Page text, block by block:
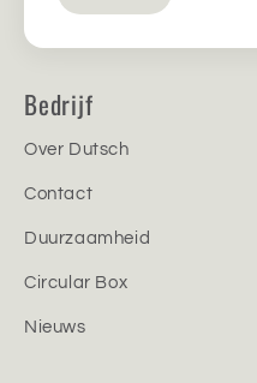
Bedrijf
Over Dutsch
Contact
Duurzaamheid
Circular Box
Nieuws